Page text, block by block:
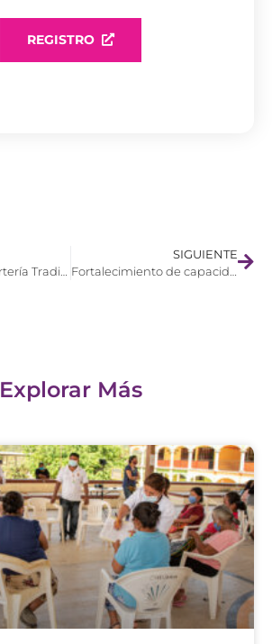
REGISTRO
Seminario de Partería Tradicional
SIGUIENTE
Fortalecimiento de capacidades en las siete competencias de partería profesional
Explorar Más